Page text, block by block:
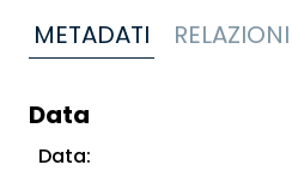
METADATI RELAZIONI
Data
Data: